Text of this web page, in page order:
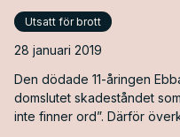
Utsatt för brott
28 januari 2019
Den dödade 11-åringen
domslutet skadeståndet
inte finner ord”. Därför